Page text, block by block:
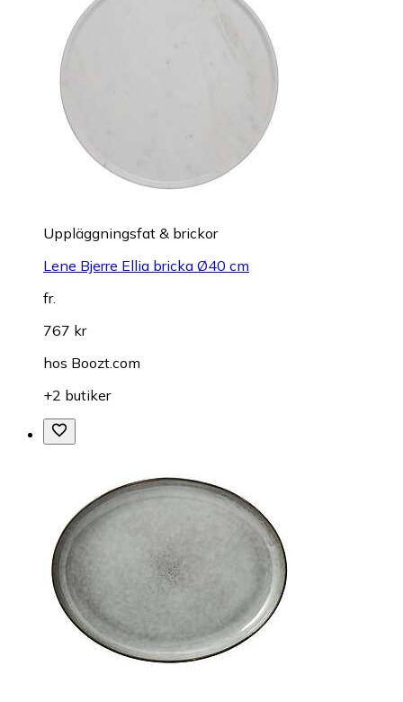
Uppläggningsfat & brickor
Lene Bjerre Ellia bricka Ø40 cm
fr.
767 kr
hos Boozt.com
+2 butiker